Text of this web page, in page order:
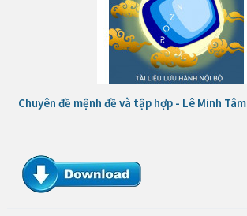
Chuyên đề mệnh đề và tập hợp - Lê Minh Tâm